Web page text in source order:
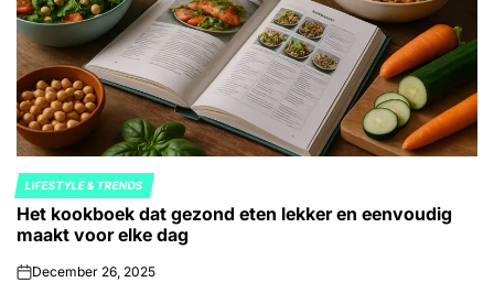
POSTED
IN
LIFESTYLE & TRENDS
Het kookboek dat gezond eten lekker en eenvoudig
maakt voor elke dag
onDecember 26, 2025